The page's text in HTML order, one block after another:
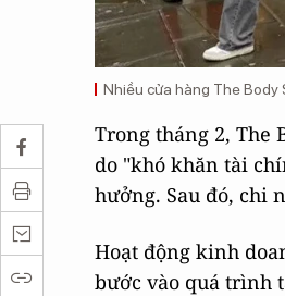
Nhiều cửa hàng The Body
Trong tháng 2, The
do "khó khăn tài
hưởng. Sau đó, chi
Hoạt động kinh
bước vào quá trình